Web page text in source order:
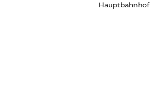
Hauptbahnhof